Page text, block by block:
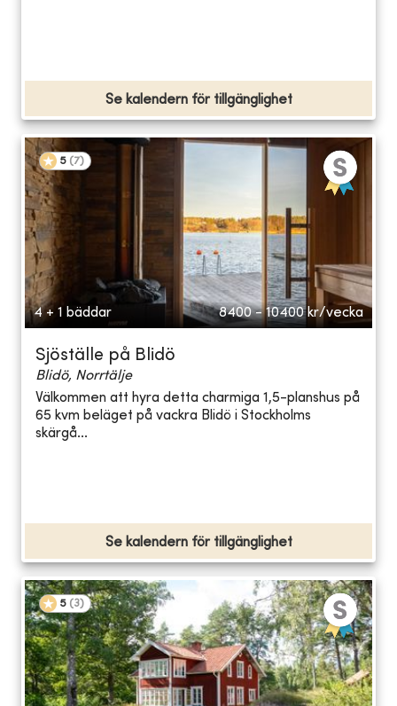
Se kalendern för tillgänglighet
5 (7)
4 + 1 bäddar 8400 - 10400 kr/vecka
Sjöställe på Blidö
Blidö, Norrtälje
Välkommen att hyra detta charmiga 1,5-planshus på
65 kvm beläget på vackra Blidö i Stockholms
skärgå...
Se kalendern för tillgänglighet
5 (3)